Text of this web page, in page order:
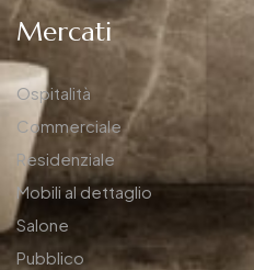
Mercati
Ospitalità
Commerciale
Residenziale
Mobili al dettaglio
Salone
Pubblico